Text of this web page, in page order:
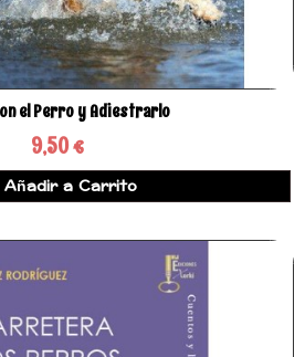
el Perro y Adiestrarlo
9,50 €
Añadir a Carrito